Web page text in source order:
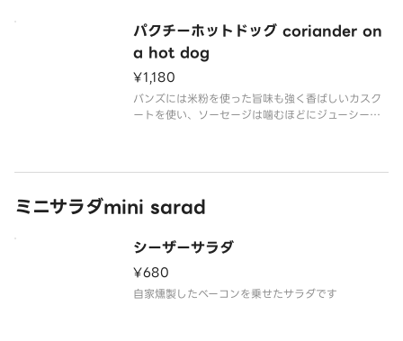
独自のオリジナルソースを数種類作り上げた、唯一
絶対無二のホットドッグです。
パクチーホットドッグ coriander on
a hot dog
¥1,180
バンズには米粉を使った旨味も強く香ばしいカスク
ートを使い、ソーセージは噛むほどにジューシーで
ミニサラダmini sarad
シーザーサラダ
¥680
自家燻製したベーコンを乗せたサラダです